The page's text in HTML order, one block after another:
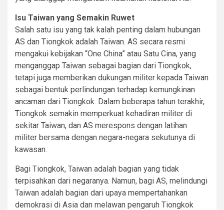
Isu Taiwan yang Semakin Ruwet
Salah satu isu yang tak kalah penting dalam hubungan
AS dan Tiongkok adalah Taiwan. AS secara resmi
mengakui kebijakan “One China” atau Satu Cina, yang
menganggap Taiwan sebagai bagian dari Tiongkok,
tetapi juga memberikan dukungan militer kepada Taiwan
sebagai bentuk perlindungan terhadap kemungkinan
ancaman dari Tiongkok. Dalam beberapa tahun terakhir,
Tiongkok semakin memperkuat kehadiran militer di
sekitar Taiwan, dan AS merespons dengan latihan
militer bersama dengan negara-negara sekutunya di
kawasan.
Bagi Tiongkok, Taiwan adalah bagian yang tidak
terpisahkan dari negaranya. Namun, bagi AS, melindungi
Taiwan adalah bagian dari upaya mempertahankan
demokrasi di Asia dan melawan pengaruh Tiongkok